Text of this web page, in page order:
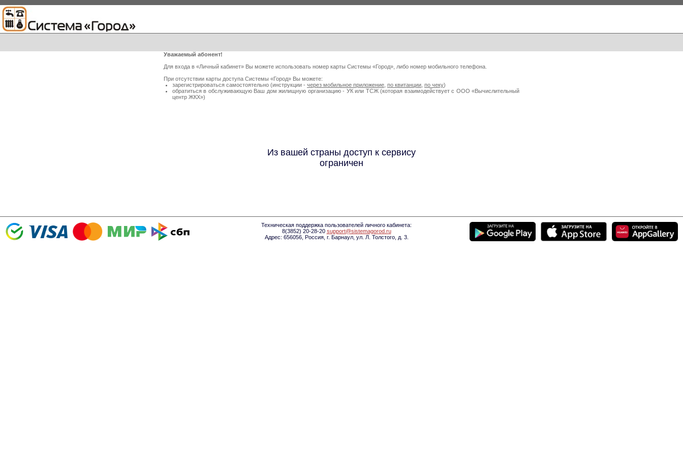
Уважаемый абонент!
Для входа в «Личный кабинет» Вы можете использовать номер карты Системы «Город», либо номер мобильного телефона.
При отсутствии карты доступа Системы «Город» Вы можете:
зарегистрироваться самостоятельно (инструкции - через мобильное приложение по квитанции по чеку)
обратиться в обслуживающую Ваш дом жилищную организацию - УК или ТСЖ (которая взаимодействует с ООО «Вычислительный
центр ЖКХ»)
Из вашей страны доступ к сервису
ограничен
Техническая поддержка пользователей личного кабинета:
8(3852) 20-28-20 support@sistemagorod.ru
Адрес: 656056, Россия, г. Барнаул, ул. Л. Толстого, д. 3.